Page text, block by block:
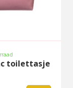
toilettasje